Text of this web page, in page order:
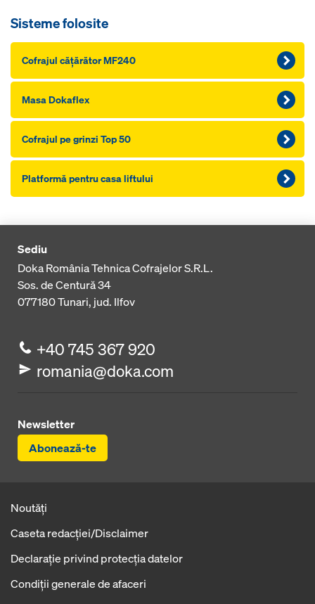
Sisteme folosite
Cofrajul căţărător MF240
Masa Dokaflex
Cofrajul pe grinzi Top 50
Platformă pentru casa liftului
Sediu
Doka România Tehnica Cofrajelor S.R.L.
Sos. de Centură 34
077180Tunari, jud. Ilfov
+40 745 367 920
romania@doka.com
Newsletter
Abonează-te
Noutăți
Caseta redacţiei/Disclaimer
Declaraţie privind protecţia datelor
Condiţii generale de afaceri